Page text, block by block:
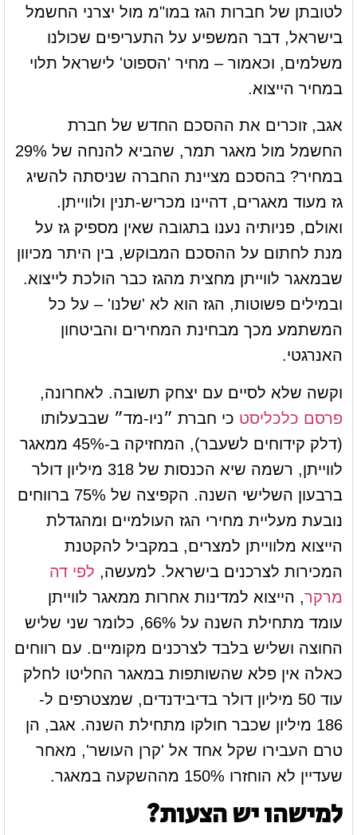
לטובתן של חברות הגז במו"מ מול יצרני החשמל
בישראל, דבר המשפיע על התעריפים שכולנו
משלמים, וכאמור – מחיר 'הספוט' לישראל תלוי
במחיר הייצוא.
אגב, זוכרים את ההסכם החדש של חברת
החשמל מול מאגר תמר, שהביא להנחה של 29%
במחיר? בהסכם מציינת החברה שניסתה להשיג
גז מעוד מאגרים, דהיינו מכריש-תנין ולווייתן.
ואולם, פניותיה נענו בתגובה שאין מספיק גז על
מנת לחתום על ההסכם המבוקש, בין היתר מכיוון
שבמאגר לווייתן מחצית מהגז כבר הולכת לייצוא.
ובמילים פשוטות, הגז הוא לא 'שלנו' – על כל
המשתמע מכך מבחינת המחירים והביטחון
האנרגטי.
וקשה שלא לסיים עם יצחק תשובה. לאחרונה,
פרסם כלכליסט כי חברת ״ניו-מד״ שבבעלותו
(דלק קידוחים לשעבר), המחזיקה ב-45% ממאגר
לווייתן, רשמה שיא הכנסות של 318 מיליון דולר
ברבעון השלישי השנה. הקפיצה של 75% ברווחים
נובעת מעליית מחירי הגז העולמיים ומהגדלת
הייצוא מלווייתן למצרים, במקביל להקטנת
המכירות לצרכנים בישראל. למעשה, לפי דה
מרקר, הייצוא למדינות אחרות ממאגר לווייתן
עומד מתחילת השנה על 66%, כלומר שני שליש
החוצה ושליש בלבד לצרכנים מקומיים. עם רווחים
כאלה אין פלא שהשותפות במאגר החליטו לחלק
עוד 50 מיליון דולר בדיבידנדים, שמצטרפים ל-
186 מיליון שכבר חולקו מתחילת השנה. אגב, הן
טרם העבירו שקל אחד אל 'קרן העושר', מאחר
שעדיין לא הוחזרו 150% מההשקעה במאגר.
למישהו יש הצעות?